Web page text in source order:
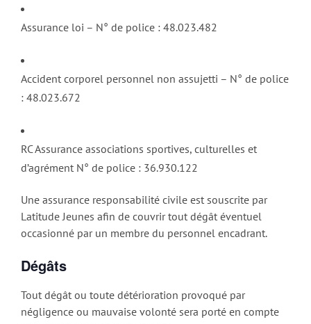
Assurance loi – N° de police : 48.023.482
Accident corporel personnel non assujetti – N° de police
: 48.023.672
RC Assurance associations sportives, culturelles et
d’agrément N° de police : 36.930.122
Une assurance responsabilité civile est souscrite par
Latitude Jeunes afin de couvrir tout dégât éventuel
occasionné par un membre du personnel encadrant.
Dégâts
Tout dégât ou toute détérioration provoqué par
négligence ou mauvaise volonté sera porté en compte